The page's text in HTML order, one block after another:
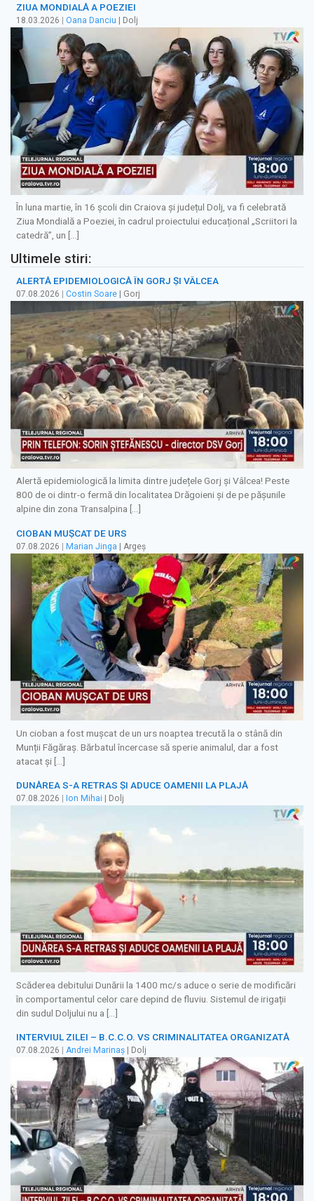
ZIUA MONDIALĂ A POEZIEI
18.03.2026 Oana Danciu | Dolj
În luna martie, în 16 școli din Craiova și județul Dolj, va fi celebrată
Ziua Mondială a Poeziei, în cadrul proiectului educațional „Scriitori la
catedră”, un […]
Ultimele stiri:
ALERTĂ EPIDEMIOLOGICĂ ÎN GORJ ȘI VÂLCEA
07.08.2026 Costin Soare | Gorj
Alertă epidemiologică la limita dintre județele Gorj și Vâlcea! Peste
800 de oi dintr-o fermă din localitatea Drăgoieni și de pe pășunile
alpine din zona Transalpina […]
CIOBAN MUȘCAT DE URS
07.08.2026 | Marian Jinga | Argeș
Un cioban a fost mușcat de un urs noaptea trecută la o stână din
Munții Făgăraș. Bărbatul încercase să sperie animalul, dar a fost
atacat și […]
DUNĂREA S-A RETRAS ŞI ADUCE OAMENII LA PLAJĂ
07.08.2026 Ion Mihai | Dolj
Scăderea debitului Dunării la 1400 mc/s aduce o serie de modificări
în comportamentul celor care depind de fluviu. Sistemul de irigații
din sudul Doljului nu a […]
INTERVIUL ZILEI – B.C.C.O. VS CRIMINALITATEA ORGANIZATĂ
07.08.2026 Andrei Marinaș | Dolj